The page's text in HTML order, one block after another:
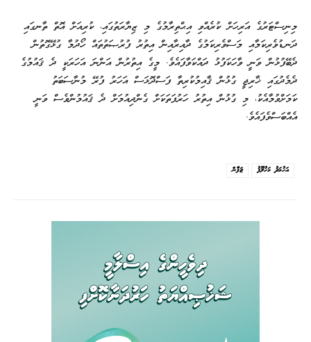
މިނިސްޓަރުގެ އަރިހަށް ކުރެއްވި އިޙްތިރާމުގެ މި ޒިޔާރަތުގައި، ކުރިއަށް އޮތް ތާނގައި
ދަނޑުވެރިކަމާއި މަސްވެރިކަމުގެ ދާއިރާއިން އިތުރު ފުރުޞަތުތައް ހޯދުމާ ގުޅޭގޮތުން
ދެބޭފުޅުން ވަނީ ވާހަކަފުޅު ދައްކަވާފައެވެ. މީގެ އިތުރުން އަންނަ އަހަރަކީ ދެ ޤައުމުގެ
ދެމެދުގައި ޚާރިޖީ ގުޅުން ޤާއިމުކުރިތާ ފަސްދޮޅަސް އަހަރު ފުރޭ މުނާސަބަތު
ކަމަށްވުމާއެކު، މި ގުޅުން އިތުރު ހަރުފަތަކަށް ގެންދިއުމަށް ދެ ޤައުމުންވެސް ވަނީ
އެއްބަސްވެފައެވެ.
އަހުމަދު މަހުލޫފު ޖަޕާން